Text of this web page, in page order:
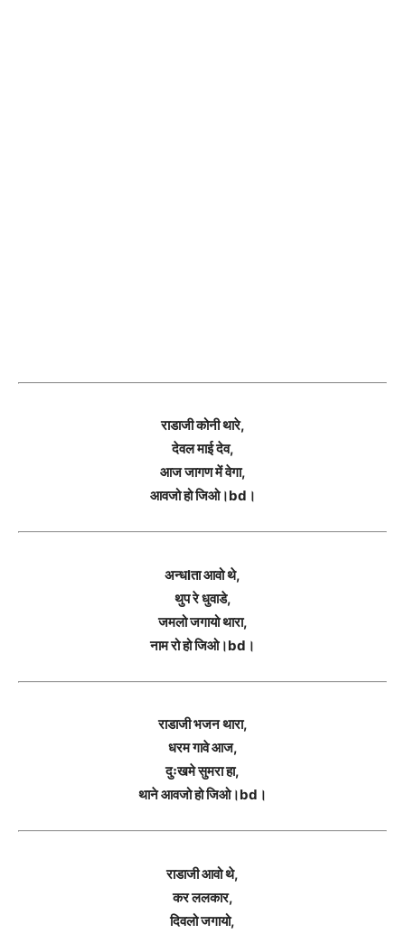
राडाजी कोनी थारे,
देवल माई देव,
आज जागण में वेगा,
आवजो हो जिओ।bd।
अन्धlता आवो थे,
थुप रे धुवाडे,
जमलो जगायो थारा,
नाम रो हो जिओ।bd।
राडाजी भजन थारा,
धरम गावे आज,
दुःखमे सुमरा हा,
थाने आवजो हो जिओ।bd।
राडाजी आवो थे,
कर ललकार,
दिवलो जगायो,